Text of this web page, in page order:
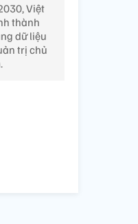
Việt
thành
dữ liệu
trị chủ